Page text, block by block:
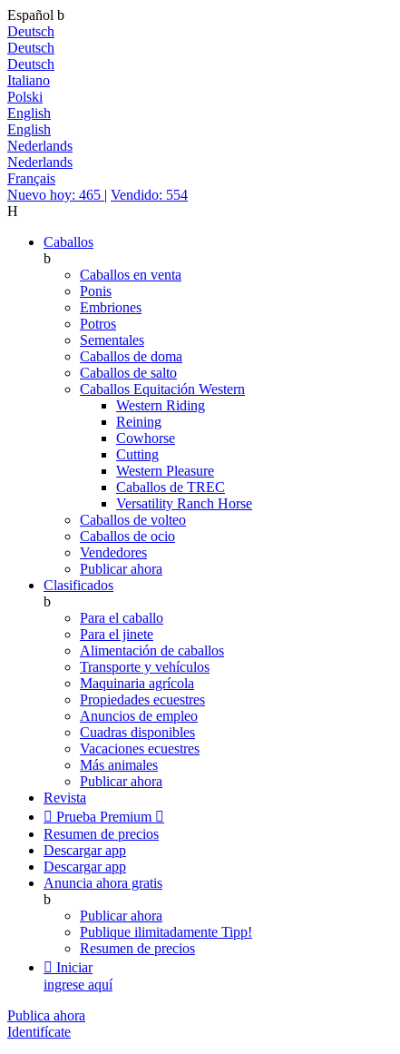
Español b
Deutsch
Deutsch
Deutsch
Italiano
Polski
English
English
Nederlands
Nederlands
Français
Nuevo hoy: 465 | Vendido: 554
H
Caballos
b
Caballos en venta
Ponis
Embriones
Potros
Sementales
Caballos de doma
Caballos de salto
Caballos Equitación Western
Western Riding
Reining
Cowhorse
Cutting
Western Pleasure
Caballos de TREC
Versatility Ranch Horse
Caballos de volteo
Caballos de ocio
Vendedores
Publicar ahora
Clasificados
b
Para el caballo
Para el jinete
Alimentación de caballos
Transporte y vehículos
Maquinaria agrícola
Propiedades ecuestres
Anuncios de empleo
Cuadras disponibles
Vacaciones ecuestres
Más animales
Publicar ahora
Revista
 Prueba Premium 
Resumen de precios
Descargar app
Descargar app
Anuncia ahora gratis
b
Publicar ahora
Publique ilimitadamente Tipp!
Resumen de precios
 Iniciar
ingrese aquí
Publica ahora
Identifícate